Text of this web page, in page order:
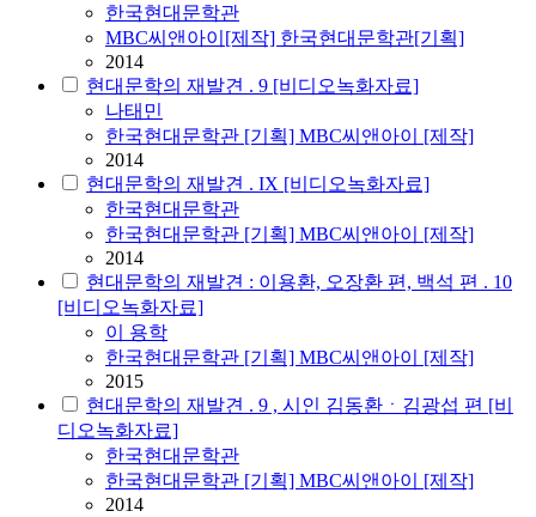
한국현대문학관
MBC씨앤아이[제작] 한국현대문학관[기획]
2014
현대문학의 재발견 . 9 [비디오녹화자료]
나태민
한국현대문학관 [기획] MBC씨앤아이 [제작]
2014
현대문학의 재발견 . IX [비디오녹화자료]
한국현대문학관
한국현대문학관 [기획] MBC씨앤아이 [제작]
2014
현대문학의 재발견 : 이용환, 오장환 편, 백석 편 . 10
[비디오녹화자료]
이 용학
한국현대문학관 [기획] MBC씨앤아이 [제작]
2015
현대문학의 재발견 . 9 , 시인 김동환ㆍ김광섭 편 [비
디오녹화자료]
한국현대문학관
한국현대문학관 [기획] MBC씨앤아이 [제작]
2014